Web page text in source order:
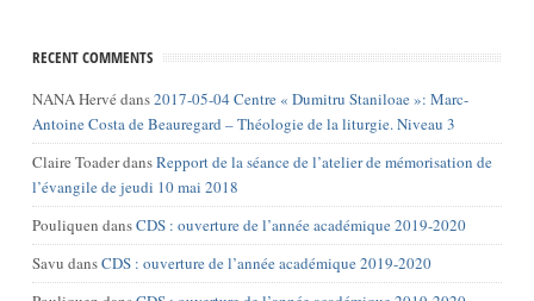
RECENT COMMENTS
NANA Hervé dans2017-05-04 Centre « Dumitru Staniloae »: Marc-
Antoine Costa de Beauregard – Théologie de la liturgie. Niveau 3
Claire ToaderdansRepport de la séance de l’atelier de mémorisation de
l’évangile de jeudi 10 mai 2018
Pouliquen dansCDS : ouverture de l’année académique 2019-2020
Savu dansCDS : ouverture de l’année académique 2019-2020